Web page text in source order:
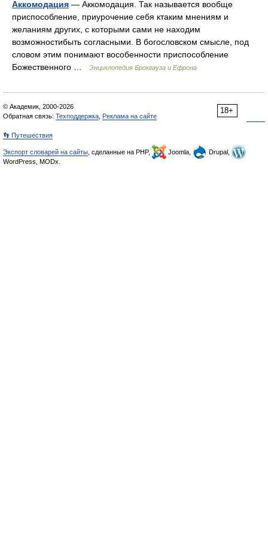
Аккомодация — Аккомодация. Так называется вообще
приспособление, приурочение себя ктаким мнениям и
желаниям других, с которыми сами не находим
возможностибыть согласными. В богословском смысле, под
словом этим понимают вособенности приспособление
Божественного …
Энциклопедия Брокгауза и Ефрона
18+
© Академик, 2000-2026
Обратная связь: Техподдержка Реклама на сайте
👣 Путешествия
Экспорт словарей на сайты , сделанные на PHP, Joomla,
Drupal,
WordPress, MODx.